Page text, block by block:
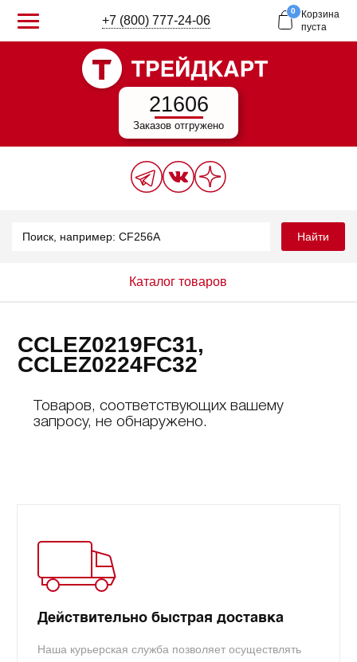
+7 (800) 777-24-06
0
Корзина
пуста
21606
Заказов отгружено
Найти
Каталог товаров
CCLEZ0219FC31,
CCLEZ0224FC32
Товаров, соответствующих вашему
запросу, не обнаружено.
Действительно быстрая доставка
Наша курьерская служба позволяет осуществлять